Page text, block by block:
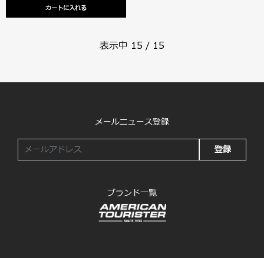
カートに入れる
表示中 15 / 15
メールニュース登録
登録
ブランド一覧